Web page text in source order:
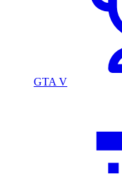
GTA V